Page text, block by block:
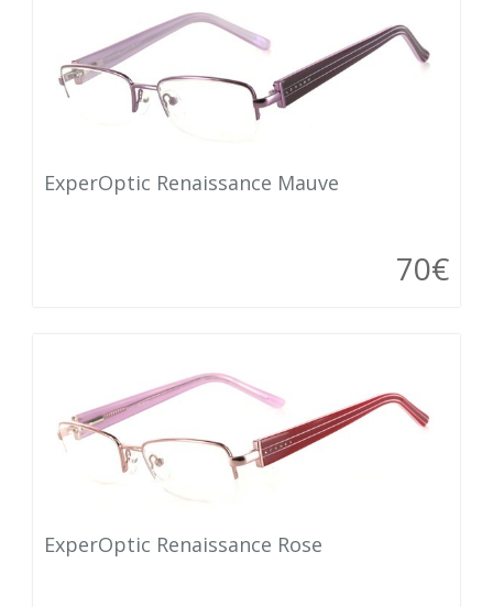
ExperOptic Renaissance Mauve
70€
ExperOptic Renaissance Rose